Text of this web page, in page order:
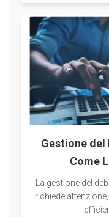
Gestione del
Come
La gestione del
richiede